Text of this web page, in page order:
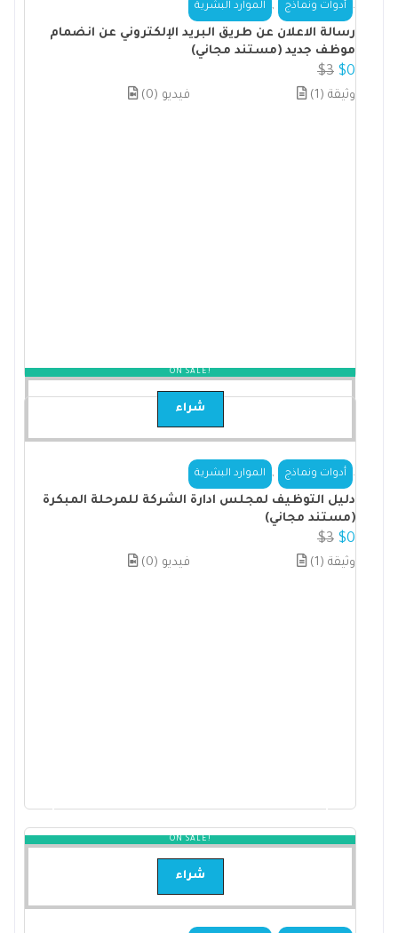
الموارد البشرية أدوات ونماذج
رسالة الاعلان عن طريق البريد الإلكتروني عن انضمام
موظف جديد (مستند مجاني)
$3 $0
(0) فيديو (1) وثيقة
ON SALE!
شراء
الموارد البشرية أدوات ونماذج
دليل التوظيف لمجلس ادارة الشركة للمرحلة المبكرة
(مستند مجاني)
$3 $0
(0) فيديو (1) وثيقة
ON SALE!
شراء